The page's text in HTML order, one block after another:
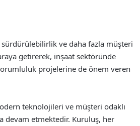
ve daha fazla müşteri
getirerek, inşaat sektöründe
projelerine de önem veren
teknolojileri ve müşteri odaklı
devam etmektedir. Kuruluş, her